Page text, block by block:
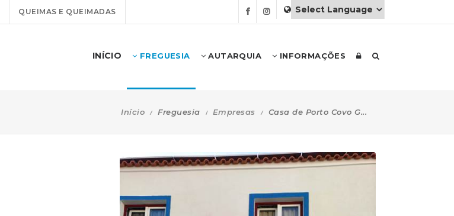
QUEIMAS E QUEIMADAS
INÍCIO FREGUESIA AUTARQUIA INFORMAÇÕES
Início Freguesia Empresas Casa de Porto Covo G...